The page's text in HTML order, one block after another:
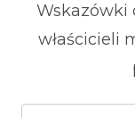
Wskazówki
właścicieli